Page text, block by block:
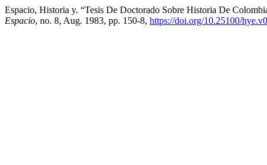
Espacio, Historia y. “Tesis De Doctorado Sobre Historia De
Espacio, no. 8, Aug. 1983, pp. 150-8, https://doi.org/10.25100/